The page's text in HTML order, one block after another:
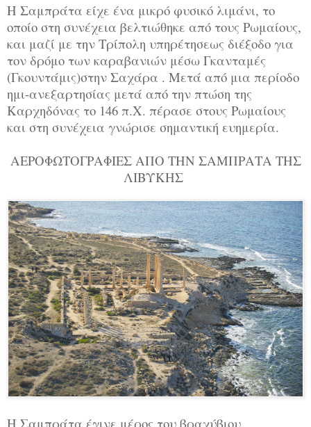
Η Σαμπράτα είχε ένα μικρό φυσικό λιμάνι, το
οποίο στη συνέχεια βελτιώθηκε από τους Ρωμαίους,
και μαζί με την Τρίπολη υπηρέτησεως διέξοδο για
τον δρόμο των καραβανιών μέσω Γκανταμές
(Γκουντάμις)στην Σαχάρα . Μετά από μια περίοδο
ημι-ανεξαρτησίας μετά από την πτώση της
Καρχηδόνας το 146 π.Χ. πέρασε στους Ρωμαίους
και στη συνέχεια γνώρισε σημαντική ευημερία.
ΑΕΡΟΦΩΤΟΓΡΑΦΙΕΣ ΑΠΟ ΤΗΝ ΣΑΜΠΡΑΤΑ ΤΗΣ
ΛΙΒΥΚΗΣ
Η Σαμπράτα έγινε μέρος του βραχύβιου